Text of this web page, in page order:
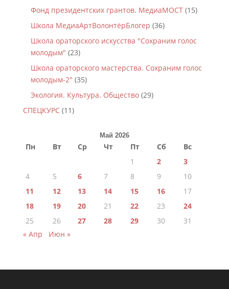
Фонд президентских грантов. МедиаМОСТ(15)
Школа МедиаАртВолонтёрБлогер (36)
Школа ораторского искусства "Сохраним голос
молодым" (23)
Школа ораторского мастерства. Сохраним голос
молодым-2" (35)
Экология. Культура. Общество(29)
СПЕЦКУРС(11)
Май 2026
Пн Вт Ср Чт Пт Сб
Вс
1
2
3
4
5 6 7 8 9
10
11
12 13 14 15 16
17
18
19 20 21 22 23
24
25
26 27 28 29 30
31
« Апр
Июн »